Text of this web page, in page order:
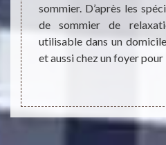
à
sommier. D’après les
de sommier de
utilisable dans un
et aussi chez un foyer pour